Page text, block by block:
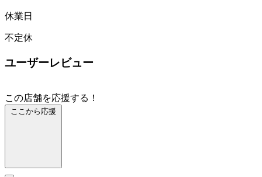
休業日
不定休
ユーザーレビュー
この店舗を応援する！
ここから応援